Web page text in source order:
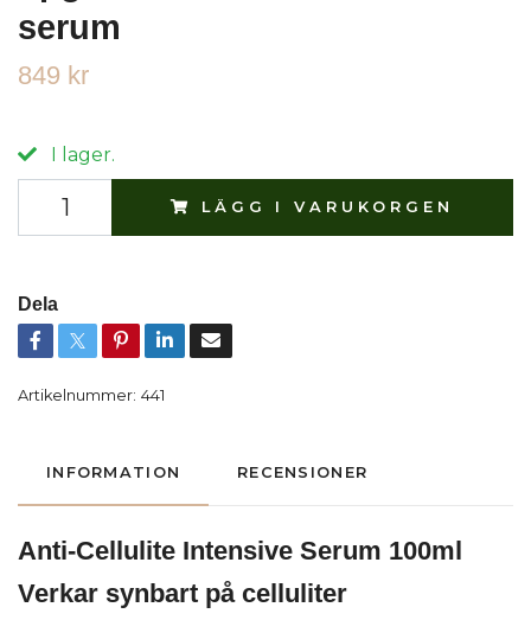
serum
849 kr
I lager.
LÄGG I VARUKORGEN
Dela
Artikelnummer: 441
INFORMATION RECENSIONER
Anti-Cellulite Intensive Serum 100ml
Verkar synbart på celluliter